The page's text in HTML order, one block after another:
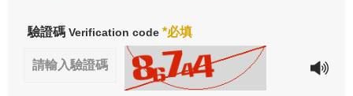
驗證碼 Verification code *必填